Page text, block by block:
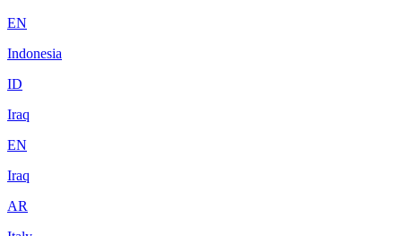
EN
Indonesia
ID
Iraq
EN
Iraq
AR